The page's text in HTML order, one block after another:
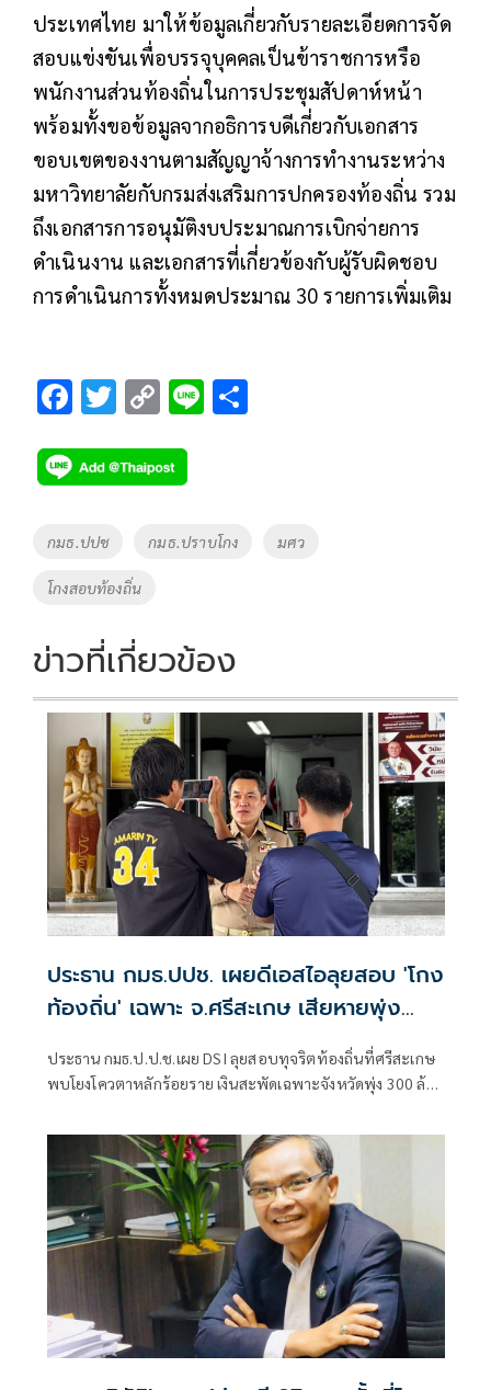
ประเทศไทย มาให้ข้อมูลเกี่ยวกับรายละเอียดการจัด
สอบแข่งขันเพื่อบรรจุบุคคลเป็นข้าราชการหรือ
พนักงานส่วนท้องถิ่นในการประชุมสัปดาห์หน้า
พร้อมทั้งขอข้อมูลจากอธิการบดีเกี่ยวกับเอกสาร
ขอบเขตของงานตามสัญญาจ้างการทำงานระหว่าง
มหาวิทยาลัยกับกรมส่งเสริมการปกครองท้องถิ่น รวม
ถึงเอกสารการอนุมัติงบประมาณการเบิกจ่ายการ
ดำเนินงาน และเอกสารที่เกี่ยวข้องกับผู้รับผิดชอบ
การดำเนินการทั้งหมดประมาณ 30 รายการเพิ่มเติม
F
e
b
o
k
T
tt
er
C
p
y
Li
Li
Tags
กมธ.ปปช กมธ.ปราบโกง มศว
โกงสอบท้องถิ่น
ข่าวที่เกี่ยวข้อง
ประธาน กมธ.ปปช. เผยดีเอสไอลุยสอบ 'โกง
ท้องถิ่น' เฉพาะ จ.ศรีสะเกษ เสียหายพุ่ง
ประธาน กมธ.ป.ป.ช.เผย DSI ลุยสอบทุจริตท้องถิ่นที่ศรีสะเกษ
พบโยงโควตาหลักร้อยราย เงินสะพัดเฉพาะจังหวัดพุ่ง 300 ล้าน
หายแจ้งความดำเนินคดีได้เงินคืน 20 ส.ค.นี้